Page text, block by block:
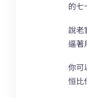
的七
說老
逼著
你可
恒比